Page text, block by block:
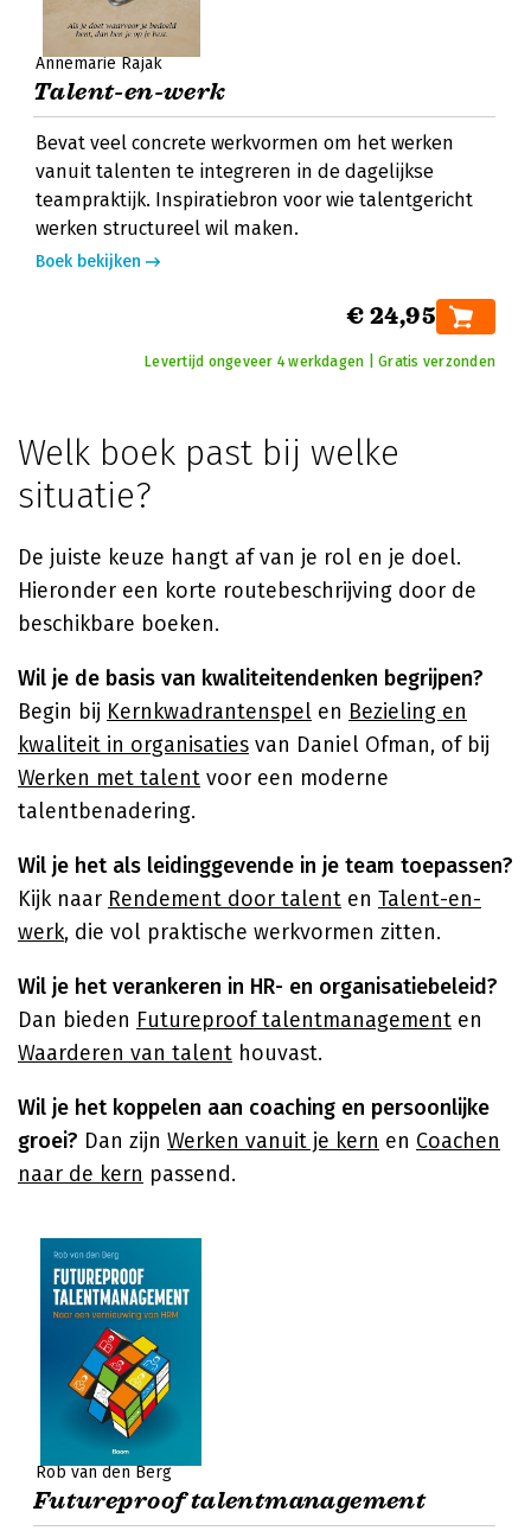
Annemarie Rajak
Talent-en-werk
Bevat veel concrete werkvormen om het werken
vanuit talenten te integreren in de dagelijkse
teampraktijk. Inspiratiebron voor wie talentgericht
werken structureel wil maken.
Boek bekijken
€ 24,95
Levertijd ongeveer 4 werkdagen | Gratis verzonden
Welk boek past bij welke
situatie?
De juiste keuze hangt af van je rol en je doel.
Hieronder een korte routebeschrijving door de
beschikbare boeken.
Wil je de basis van kwaliteitendenken begrijpen?
Begin bij Kernkwadrantenspel en Bezieling en
kwaliteit in organisaties van Daniel Ofman, of bij
Werken met talent voor een moderne
talentbenadering.
Wil je het als leidinggevende in je team toepassen?
Kijk naar Rendement door talent en Talent-en-
werk, die vol praktische werkvormen zitten.
Wil je het verankeren in HR- en organisatiebeleid?
Dan bieden Futureproof talentmanagement en
Waarderen van talent houvast.
Wil je het koppelen aan coaching en persoonlijke
groei? Dan zijn Werken vanuit je kern en Coachen
naar de kern passend.
Rob van den Berg
Futureproof talentmanagement